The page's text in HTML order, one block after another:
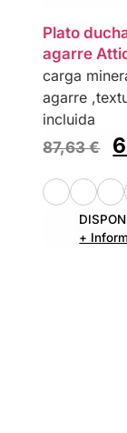
Plato
agarre
carga
agarre
incluida
87,63€
+